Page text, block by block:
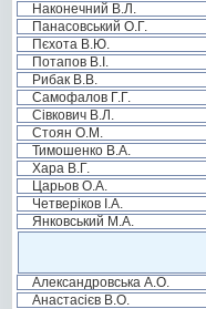
Наконечний В.Л.
Панасовський О.Г.
Пєхота В.Ю.
Потапов В.І.
Рибак В.В.
Самофалов Г.Г.
Сівкович В.Л.
Стоян О.М.
Тимошенко В.А.
Хара В.Г.
Царьов О.А.
Четверіков І.А.
Янковський М.А.
Александровська А.О.
Анастасієв В.О.